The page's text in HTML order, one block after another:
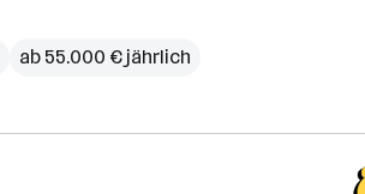
ab 55.000 € jährlich